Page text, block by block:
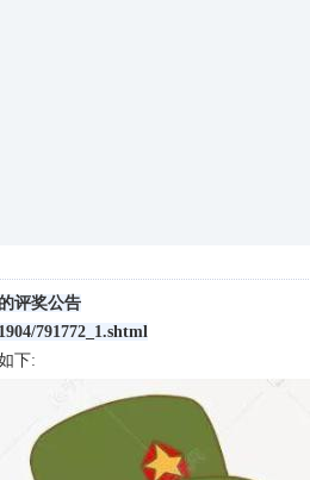
评奖公告
791772_1.shtml
下: